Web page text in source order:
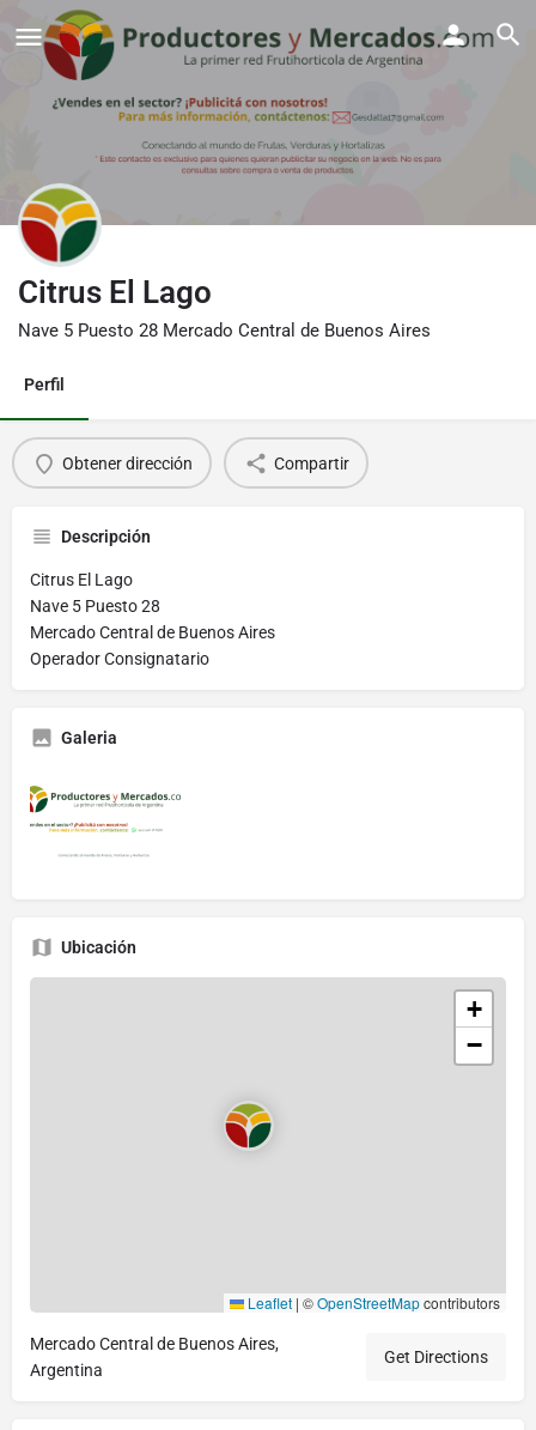
Citrus El Lago
Nave 5 Puesto 28 Mercado Central de Buenos Aires
Perfil
Obtener dirección Compartir
Descripción
Citrus El Lago
Nave 5 Puesto 28
Mercado Central de Buenos Aires
Operador Consignatario
Galeria
Ubicación
+
−
Leaflet | ©OpenStreetMapcontributors
Mercado Central de Buenos Aires,
Argentina
Get Directions